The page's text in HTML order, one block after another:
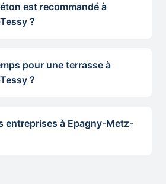
est recommandé à
?
pour une terrasse à
?
entreprises à Epagny-Metz-